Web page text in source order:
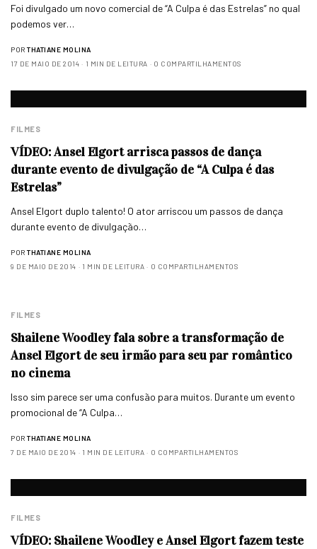
Foi divulgado um novo comercial de “A Culpa é das Estrelas” no qual
podemos ver…
POR THATIANE MOLINA
17 DE MAIO DE 2014
1 MIN DE LEITURA 0 COMPARTILHAMENTOS
FILMES
VÍDEO: Ansel Elgort arrisca passos de dança
durante evento de divulgação de “A Culpa é das
Estrelas”
Ansel Elgort duplo talento! O ator arriscou um passos de dança
durante evento de divulgação…
POR THATIANE MOLINA
9 DE MAIO DE 2014
1 MIN DE LEITURA 0 COMPARTILHAMENTOS
FILMES
Shailene Woodley fala sobre a transformação de
Ansel Elgort de seu irmão para seu par romântico
no cinema
Isso sim parece ser uma confusão para muitos. Durante um evento
promocional de “A Culpa…
POR THATIANE MOLINA
7 DE MAIO DE 2014
1 MIN DE LEITURA 0 COMPARTILHAMENTOS
FILMES
VÍDEO: Shailene Woodley e Ansel Elgort fazem teste